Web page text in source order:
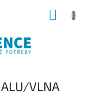
ALU/VLNA